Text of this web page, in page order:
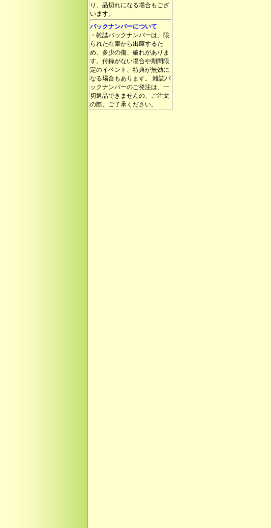
り、品切れになる場合もござ
います。
バックナンバーについて
・雑誌バックナンバーは、限
られた在庫から出庫するた
め、多少の傷、破れがありま
す。付録がない場合や期間限
定のイベント、特典が無効に
なる場合もあります。 雑誌バ
ックナンバーのご発注は、一
切返品できませんの、ご注文
の際、ご了承ください。